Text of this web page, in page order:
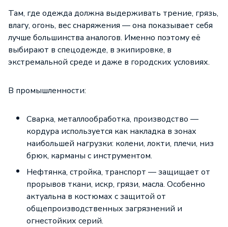
Там, где одежда должна выдерживать трение, грязь,
влагу, огонь, вес снаряжения — она показывает себя
лучше большинства аналогов. Именно поэтому её
выбирают в спецодежде, в экипировке, в
экстремальной среде и даже в городских условиях.
В промышленности:
Сварка, металлообработка, производство —
кордура используется как накладка в зонах
наибольшей нагрузки: колени, локти, плечи, низ
брюк, карманы с инструментом.
Нефтянка, стройка, транспорт — защищает от
прорывов ткани, искр, грязи, масла. Особенно
актуальна в костюмах с защитой от
общепроизводственных загрязнений и
огнестойких серий.